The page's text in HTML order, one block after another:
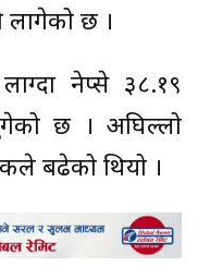
छ ।
नेप्से ३८.१९
छ । अघिल्लो
बढेको थियो ।